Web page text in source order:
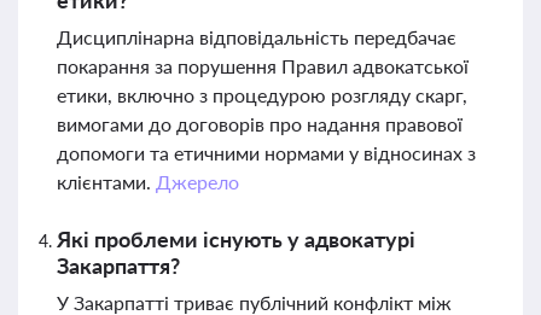
Дисциплінарна відповідальність передбачає
покарання за порушення Правил адвокатської
етики, включно з процедурою розгляду скарг,
вимогами до договорів про надання правової
допомоги та етичними нормами у відносинах з
клієнтами. Джерело
Які проблеми існують у адвокатурі
Закарпаття?
У Закарпатті триває публічний конфлікт між